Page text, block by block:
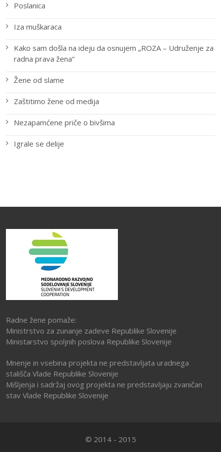
Poslanica
Iza muškaraca
Kako sam došla na ideju da osnujem „ROZA – Udruženje za
radna prava žena“
Žene od slame
Zaštitimo žene od medija
Nezapamćene priče o bivšima
Igrale se delije
Radne žene pomaže:
Ministrstvo za zunanje zadeve Republike Slovenije
Ministarstvo spoljnih poslova Republike Slovenije
Mnenje in vsebina projekta ne predstavljata uradnega
stališča Vlade Republike Slovenije
Mišljenja i sadržaj ovog projekta ne predstavljaju zvaničan
stav Vlade Republike Slovenije
© 2014 - 2015